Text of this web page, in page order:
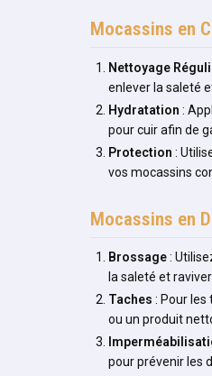
Mocassins en
Nettoyage
enlever la saleté
Hydratation :
pour cuir afin de
Protection :
vos mocassins
Mocassins en
Brossage:
la saleté et
Taches : Pour
ou un produit
pour prévenir les